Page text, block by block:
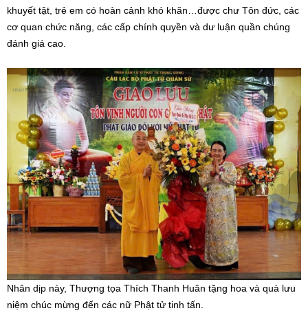
khuyết tật, trẻ em có hoàn cảnh khó khăn…được chư Tôn đức, các
cơ quan chức năng, các cấp chính quyền và dư luận quần chúng
đánh giá cao.
Nhân dịp này, Thượng tọa Thích Thanh Huân tặng hoa và quà lưu
niệm chúc mừng đến các nữ Phật tử tinh tấn.